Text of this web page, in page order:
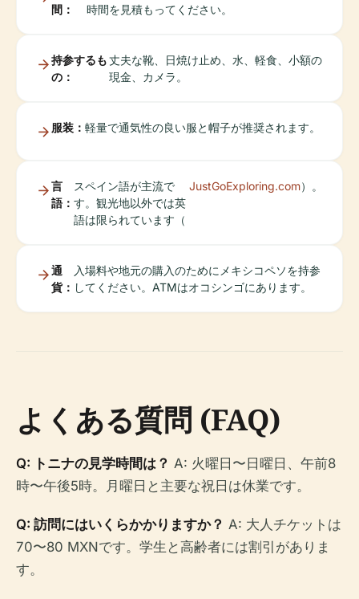
間：
時間を見積もってください。
持参するも
の：
丈夫な靴、日焼け止め、水、軽食、小額の
現金、カメラ。
服装： 軽量で通気性の良い服と帽子が推奨されます。
言
語：
スペイン語が主流で
す。観光地以外では英
語は限られています（
JustGoExploring.com）。
通
貨：
入場料や地元の購入のためにメキシコペソを持参
してください。ATMはオコシンゴにあります。
よくある質問 (FAQ)
Q: トニナの見学時間は？ A: 火曜日〜日曜日、午前8
時〜午後5時。月曜日と主要な祝日は休業です。
Q: 訪問にはいくらかかりますか？ A: 大人チケットは
70〜80 MXNです。学生と高齢者には割引がありま
す。